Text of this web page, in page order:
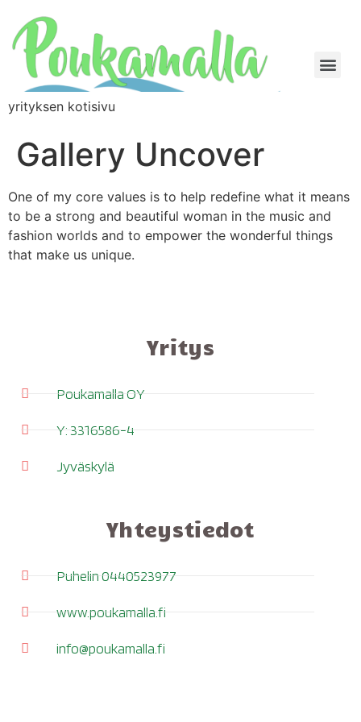
yrityksen kotisivu
Gallery Uncover
One of my core values is to help redefine what it means
to be a strong and beautiful woman in the music and
fashion worlds and to empower the wonderful things
that make us unique.
Yritys
Poukamalla OY
Y: 3316586-4
Jyväskylä
Yhteystiedot
Puhelin 0440523977
www.poukamalla.fi
info@poukamalla.fi